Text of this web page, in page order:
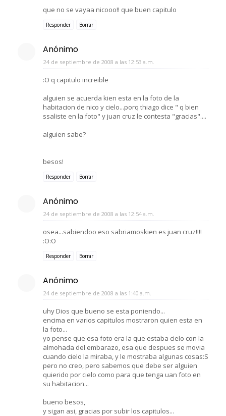
que no se vayaa nicooo!! que buen capitulo
Responder Borrar
Anónimo
24 de septiembre de 2008 a las 12:53 a.m.
:O q capitulo increible
alguien se acuerda kien esta en la foto de la
habitacion de nico y cielo...porq thiago dice " q bien
ssaliste en la foto" y juan cruz le contesta "gracias"....
alguien sabe?
besos!
Responder Borrar
Anónimo
24 de septiembre de 2008 a las 12:54 a.m.
osea...sabiendoo eso sabriamoskien es juan cruz!!!!
:O:O
Responder Borrar
Anónimo
24 de septiembre de 2008 a las 1:40 a.m.
uhy Dios que bueno se esta poniendo...
encima en varios capitulos mostraron quien esta en
la foto...
yo pense que esa foto era la que estaba cielo con la
almohada del embarazo, esa que despues se movia
cuando cielo la miraba, y le mostraba algunas cosas:S
pero no creo, pero sabemos que debe ser alguien
quierido por cielo como para que tenga uan foto en
su habitacion...
bueno besos,
y sigan asi, gracias por subir los capitulos...